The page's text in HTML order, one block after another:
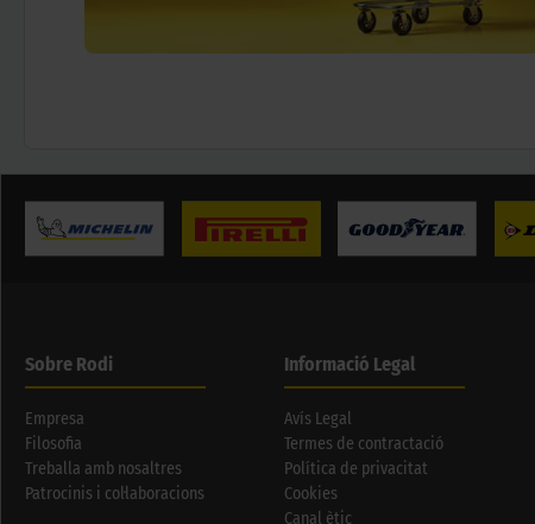
Sobre Rodi
Empresa
Filosofia
Treballa amb nosaltres
Patrocinis i col·laboracions
Informació Legal
Avís Legal
Termes de contractació
Política de privacitat
Cookies
Canal ètic